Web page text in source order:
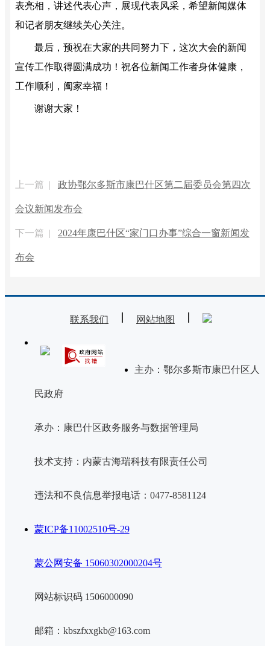
表亮相，讲述代表心声，展现代表风采，希望新闻媒体
和记者朋友继续关心关注。
最后，预祝在大家的共同努力下，这次大会的新闻
宣传工作取得圆满成功！祝各位新闻工作者身体健康，
工作顺利，阖家幸福！
谢谢大家！
上一篇 | 政协鄂尔多斯市康巴什区第二届委员会第四次
会议新闻发布会
下一篇 | 2024年康巴什区“家门口办事”综合一窗新闻发
布会
联系我们 网站地图
主办：鄂尔多斯市康巴什区人
民政府
承办：康巴什区政务服务与数据管理局
技术支持：内蒙古海瑞科技有限责任公司
违法和不良信息举报电话：0477-8581124
蒙ICP备11002510号-29
蒙公网安备 15060302000204号
网站标识码 1506000090
邮箱：kbszfxxgkb@163.com